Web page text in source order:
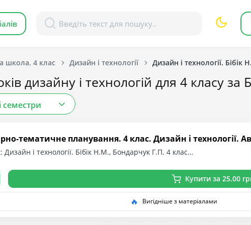
школа. 4 клас Дизайн і технології Дизайн і технології.
дизайну і технологій для 4 класу
семестри
тематичне планування. 4 клас. Дизайн і технології.
Дизайн і технології. Бібік Н.М., Бондарчук Г.П. 4 клас…
Купити за 25.00
🔥 Вигідніше з матеріалами